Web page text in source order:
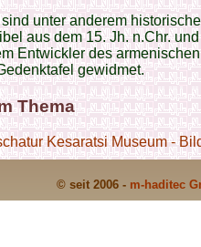
unter anderem
aus dem 15. Jh. n.Chr.
Entwickler des
gewidmet.
Thema
Kesaratsi Museum -
© seit 2006 - m-haditec